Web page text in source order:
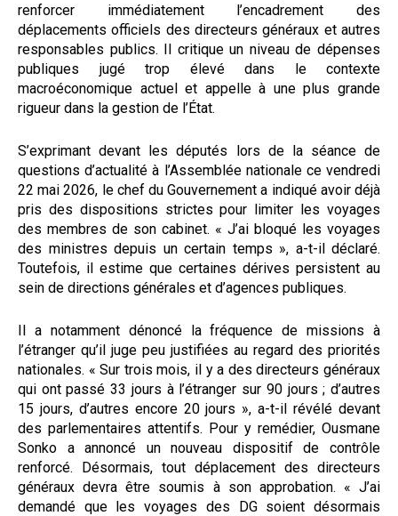
renforcer immédiatement l’encadrement des
déplacements officiels des directeurs généraux et autres
responsables publics. Il critique un niveau de dépenses
publiques jugé trop élevé dans le contexte
macroéconomique actuel et appelle à une plus grande
rigueur dans la gestion de l’État.
S’exprimant devant les députés lors de la séance de
questions d’actualité à l’Assemblée nationale ce vendredi
22 mai 2026, le chef du Gouvernement a indiqué avoir déjà
pris des dispositions strictes pour limiter les voyages
des membres de son cabinet. « J’ai bloqué les voyages
des ministres depuis un certain temps », a-t-il déclaré.
Toutefois, il estime que certaines dérives persistent au
sein de directions générales et d’agences publiques.
Il a notamment dénoncé la fréquence de missions à
l’étranger qu’il juge peu justifiées au regard des priorités
nationales. « Sur trois mois, il y a des directeurs généraux
qui ont passé 33 jours à l’étranger sur 90 jours ; d’autres
15 jours, d’autres encore 20 jours », a-t-il révélé devant
des parlementaires attentifs. Pour y remédier, Ousmane
Sonko a annoncé un nouveau dispositif de contrôle
renforcé. Désormais, tout déplacement des directeurs
généraux devra être soumis à son approbation. « J’ai
demandé que les voyages des DG soient désormais